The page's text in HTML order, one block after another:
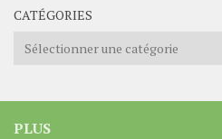
CATÉGORIES
Catégories
PLUS